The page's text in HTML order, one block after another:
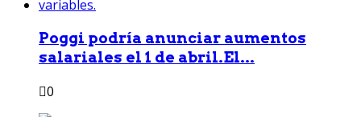
Poggi podría anunciar aumentos
salariales el 1 de abril.El...
0